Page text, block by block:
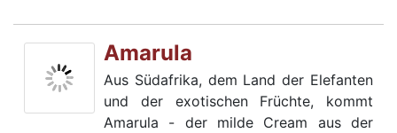
Amarula
Aus Südafrika, dem Land der Elefanten
und der exotischen Früchte, kommt
Amarula - der milde Cream aus der